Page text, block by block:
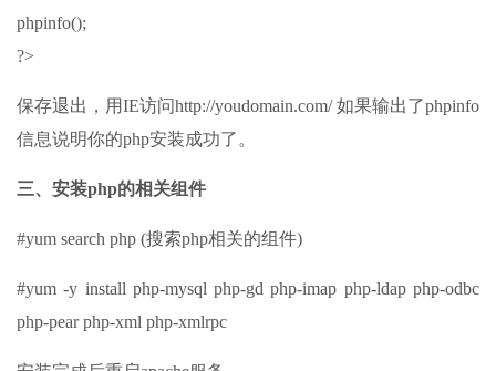
phpinfo();
?>
保存退出，用IE访问http://youdomain.com/ 如果输出了phpinfo
信息说明你的php安装成功了。
三、安装php的相关组件
#yum search php (搜索php相关的组件)
#yum -y install php-mysql php-gd php-imap php-ldap php-odbc
php-pear php-xml php-xmlrpc